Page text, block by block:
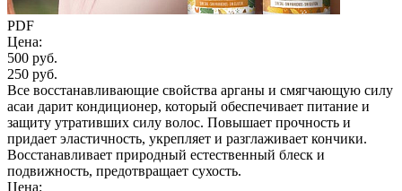
PDF
Цена:
500 руб.
250 руб.
Все восстанавливающие свойства арганы и смягчающую силу
асаи дарит кондиционер, который обеспечивает питание и
защиту утративших силу волос. Повышает прочность и
придает эластичность, укрепляет и разглаживает кончики.
Восстанавливает природный естественный блеск и
подвижность, предотвращает сухость.
Цена: